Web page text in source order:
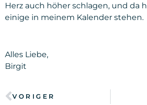
Herz auch höher schlagen, und da
einige in meinem Kalender stehen.
Alles Liebe,
Birgit
VORIGER